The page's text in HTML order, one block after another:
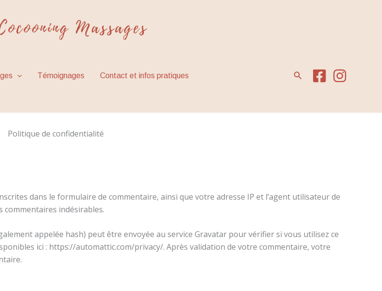
Témoignages Contact et infos pratiques Rechercher
Politique de confidentialité
dans le formulaire de commentaire, ainsi que votre adresse IP et l’agent utilisateur de
indésirables.
appelée hash) peut être envoyée au service Gravatar pour vérifier si vous utilisez ce
ici : https://automattic.com/privacy/. Après validation de votre commentaire, votre